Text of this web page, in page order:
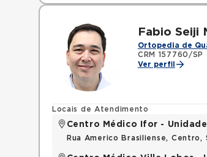
Fabio Seiji
Ortopedia de
CRM 157760/SP
Ver perfil
Locais de Atendimento
Centro Médico Ifor -
Rua Americo Brasiliense, Centro,